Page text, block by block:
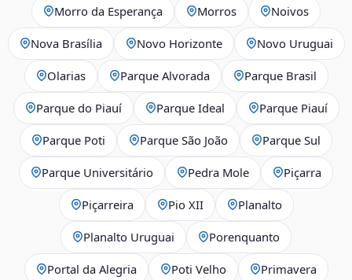
Morro da Esperança Morros Noivos
Nova Brasília Novo Horizonte Novo Uruguai
Olarias Parque Alvorada Parque Brasil
Parque do Piauí Parque Ideal Parque Piauí
Parque Poti Parque São João Parque Sul
Parque Universitário Pedra Mole Piçarra
Piçarreira Pio XII Planalto
Planalto Uruguai Porenquanto
Portal da Alegria Poti Velho Primavera